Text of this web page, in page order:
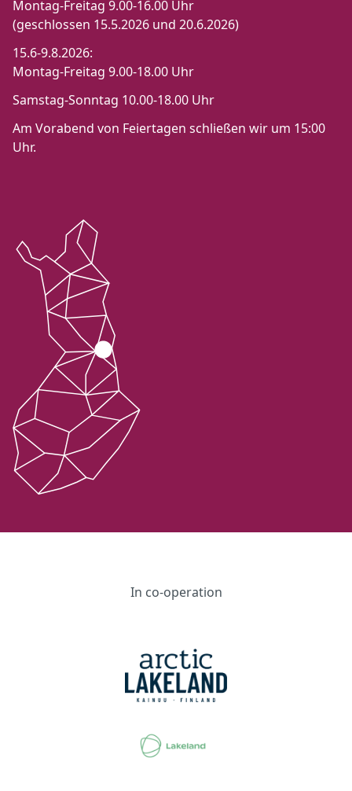
Montag-Freitag 9.00-16.00 Uhr
(geschlossen 15.5.2026 und 20.6.2026)
15.6-9.8.2026:
Montag-Freitag 9.00-18.00 Uhr
Samstag-Sonntag 10.00-18.00 Uhr
Am Vorabend von Feiertagen schließen wir um 15:00
Uhr.
In co-operation